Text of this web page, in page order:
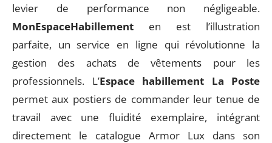
levier de performance non négligeable.
MonEspaceHabillement en est l’illustration
parfaite, un service en ligne qui révolutionne la
gestion des achats de vêtements pour les
professionnels. L’Espace habillement La Poste
permet aux postiers de commander leur tenue de
travail avec une fluidité exemplaire, intégrant
directement le catalogue Armor Lux dans son